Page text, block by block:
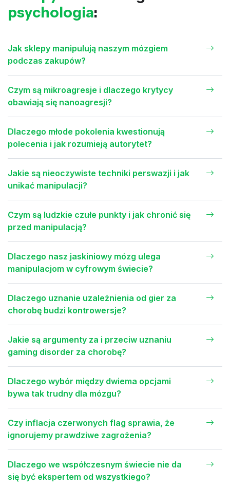
psychologia:
Jak sklepy manipulują naszym mózgiem
podczas zakupów?
Czym są mikroagresje i dlaczego krytycy
obawiają się nanoagresji?
Dlaczego młode pokolenia kwestionują
polecenia i jak rozumieją autorytet?
Jakie są nieoczywiste techniki perswazji i jak
unikać manipulacji?
Czym są ludzkie czułe punkty i jak chronić się
przed manipulacją?
Dlaczego nasz jaskiniowy mózg ulega
manipulacjom w cyfrowym świecie?
Dlaczego uznanie uzależnienia od gier za
chorobę budzi kontrowersje?
Jakie są argumenty za i przeciw uznaniu
gaming disorder za chorobę?
Dlaczego wybór między dwiema opcjami
bywa tak trudny dla mózgu?
Czy inflacja czerwonych flag sprawia, że
ignorujemy prawdziwe zagrożenia?
Dlaczego we współczesnym świecie nie da
się być ekspertem od wszystkiego?